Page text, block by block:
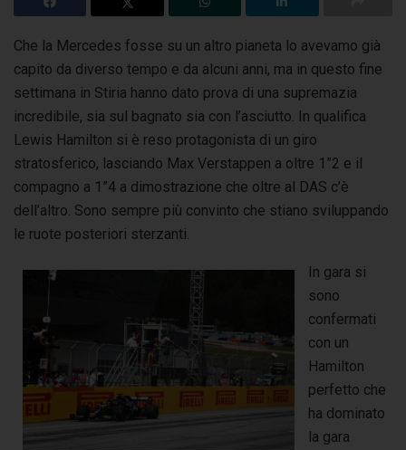
Che la Mercedes fosse su un altro pianeta lo avevamo già
capito da diverso tempo e da alcuni anni, ma in questo fine
settimana in Stiria hanno dato prova di una supremazia
incredibile, sia sul bagnato sia con l’asciutto. In qualifica
Lewis Hamilton si è reso protagonista di un giro
stratosferico, lasciando Max Verstappen a oltre 1”2 e il
compagno a 1”4 a dimostrazione che oltre al DAS c’è
dell’altro. Sono sempre più convinto che stiano sviluppando
le ruote posteriori sterzanti.
In gara si
sono
confermati
con un
Hamilton
perfetto che
ha dominato
la gara